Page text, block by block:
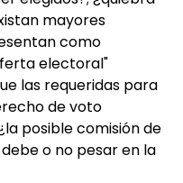
mayores
como
electoral"
las requeridas para
de voto
posible comisión de
o no pesar en la